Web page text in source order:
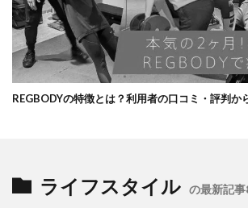
REGBODYの特徴とは？利用者の口コミ・評判か
ライフスタイル の最新記